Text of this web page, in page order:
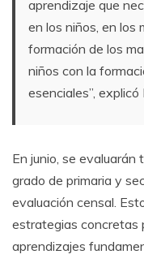
aprendizaje que
en los niños, en los
formación de los
niños con la
esenciales”, explicó
En junio, se
grado de primaria y
evaluación censal.
estrategias concretas
aprendizajes